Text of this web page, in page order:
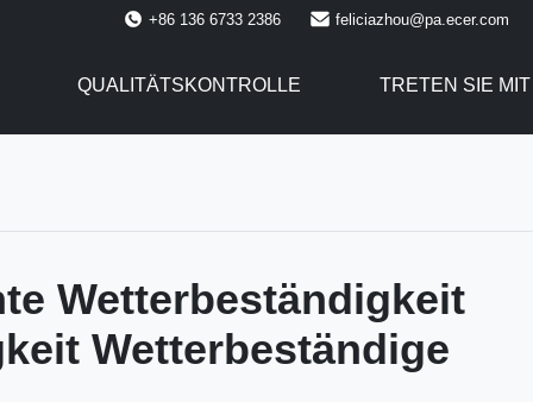
+86 136 6733 2386 feliciazhou@pa.ecer.com
QUALITÄTSKONTROLLE TRETEN SIE
Wetterbeständigkeit
Wetterbeständige